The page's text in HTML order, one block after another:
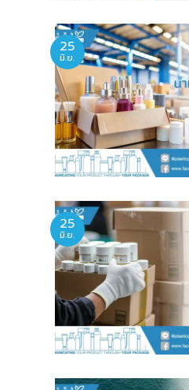
25
มิ.ย.
25
มิ.ย.